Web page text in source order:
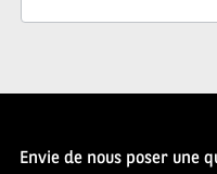
Envie de nous poser une